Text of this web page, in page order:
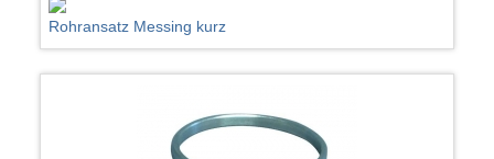
Rohransatz Messing kurz